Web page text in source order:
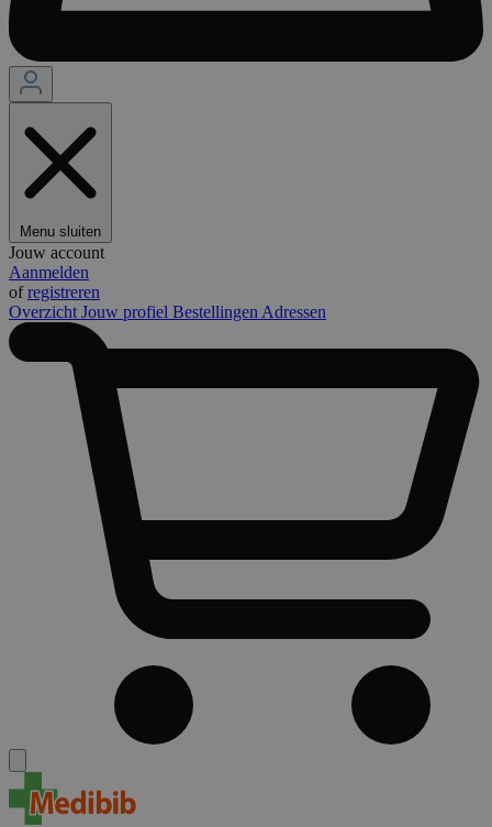
Menu sluiten
Jouw account
Aanmelden
ofregistreren
Overzicht Jouw profiel Bestellingen Adressen